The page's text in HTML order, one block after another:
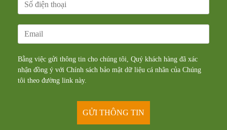
Bằng việc gửi thông tin cho chúng tôi, Quý khách hàng đã xác
nhận đồng ý với Chính sách bảo mật dữ liệu cá nhân của Chúng
tôi theo đường link này.